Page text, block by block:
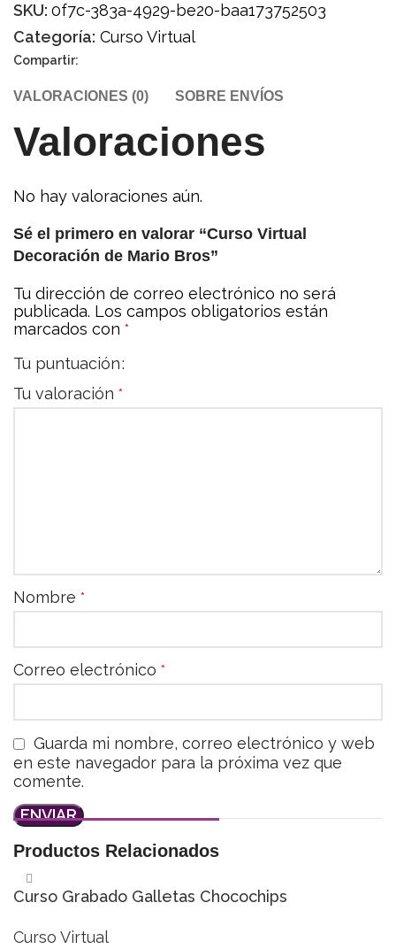
SKU: 0f7c-383a-4929-be20-baa173752503
Categoría: Curso Virtual
Compartir:
VALORACIONES (0) SOBRE ENVÍOS
Valoraciones
No hay valoraciones aún.
Sé el primero en valorar “Curso Virtual
Decoración de Mario Bros”
Tu dirección de correo electrónico no será
publicada. Los campos obligatorios están
marcados con *
Tu puntuación
Tu valoración *
Nombre *
Correo electrónico *
Guarda mi nombre, correo electrónico y web
en este navegador para la próxima vez que
comente.
Productos Relacionados
Curso Grabado Galletas Chocochips
Curso Virtual